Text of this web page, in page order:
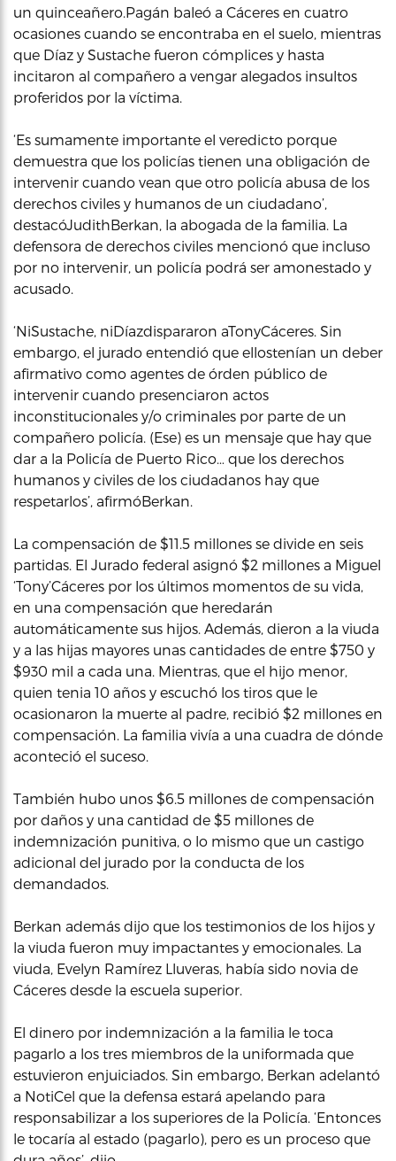
un quinceañero.Pagán baleó a Cáceres en cuatro
ocasiones cuando se encontraba en el suelo, mientras
que Díaz y Sustache fueron cómplices y hasta
incitaron al compañero a vengar alegados insultos
proferidos por la víctima.
‘Es sumamente importante el veredicto porque
demuestra que los policías tienen una obligación de
intervenir cuando vean que otro policía abusa de los
derechos civiles y humanos de un ciudadano’,
destacóJudithBerkan, la abogada de la familia. La
defensora de derechos civiles mencionó que incluso
por no intervenir, un policía podrá ser amonestado y
acusado.
‘NiSustache, niDíazdispararon aTonyCáceres. Sin
embargo, el jurado entendió que ellostenían un deber
afirmativo como agentes de órden público de
intervenir cuando presenciaron actos
inconstitucionales y/o criminales por parte de un
compañero policía. (Ese) es un mensaje que hay que
dar a la Policía de Puerto Rico… que los derechos
humanos y civiles de los ciudadanos hay que
respetarlos’, afirmóBerkan.
La compensación de $11.5 millones se divide en seis
partidas. El Jurado federal asignó $2 millones a Miguel
‘Tony’Cáceres por los últimos momentos de su vida,
en una compensación que heredarán
automáticamente sus hijos. Además, dieron a la viuda
y a las hijas mayores unas cantidades de entre $750 y
$930 mil a cada una. Mientras, que el hijo menor,
quien tenia 10 años y escuchó los tiros que le
ocasionaron la muerte al padre, recibió $2 millones en
compensación. La familia vivía a una cuadra de dónde
aconteció el suceso.
También hubo unos $6.5 millones de compensación
por daños y una cantidad de $5 millones de
indemnización punitiva, o lo mismo que un castigo
adicional del jurado por la conducta de los
demandados.
Berkan además dijo que los testimonios de los hijos y
la viuda fueron muy impactantes y emocionales. La
viuda, Evelyn Ramírez Lluveras, había sido novia de
Cáceres desde la escuela superior.
El dinero por indemnización a la familia le toca
pagarlo a los tres miembros de la uniformada que
estuvieron enjuiciados. Sin embargo, Berkan adelantó
a NotiCel que la defensa estará apelando para
responsabilizar a los superiores de la Policía. ‘Entonces
le tocaría al estado (pagarlo), pero es un proceso que